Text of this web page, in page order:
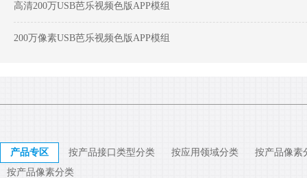
高清200万USB芭乐视频色版APP模组
200万像素USB芭乐视频色版APP模组
产品专区 按产品接口类型分类 按应用领域分类
按产品像素
按产品像素分类